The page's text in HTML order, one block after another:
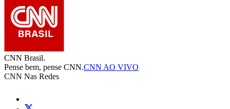
CNN Brasil.
Pense bem, pense CNN.CNN AO VIVO
CNN Nas Redes